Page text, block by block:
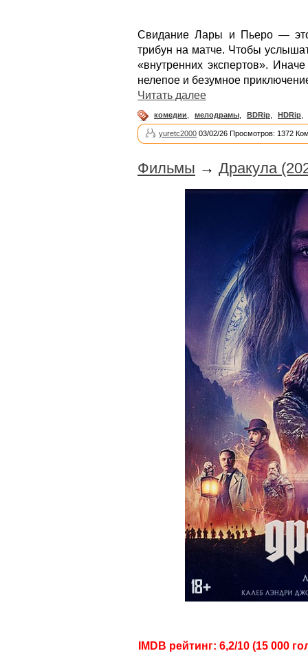
Свидание Лары и Пьеро —
трибун на матче. Чтобы
«внутренних экспертов».
нелепое и безумное
Читать далее
комедии мелодрамы BDRip HDRip
yuretc2000 03/02/26 Просмотров: 1372
Фильмы → Дракула
IMDB рейтинг: 6,2/10 (15 000